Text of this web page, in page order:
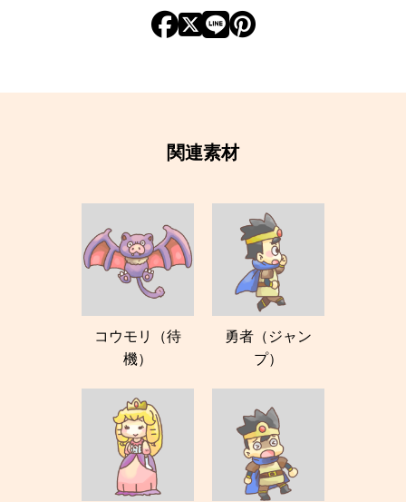
関連素材
コウモリ（待
機）
勇者（ジャン
プ）